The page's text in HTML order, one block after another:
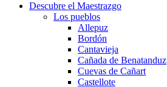
Descubre el Maestrazgo
Los pueblos
Allepuz
Bordón
Cantavieja
Cañada de Benatanduz
Cuevas de Cañart
Castellote